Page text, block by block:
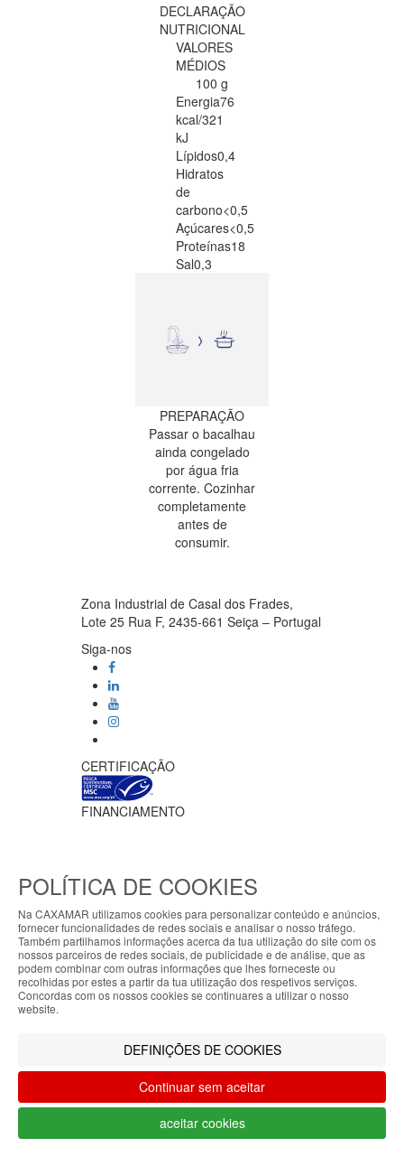
DECLARAÇÃO
NUTRICIONAL
VALORES
MÉDIOS
100 g
Energia76
kcal/321
kJ
Lípidos0,4
Hidratos
de
carbono<0,5
Açúcares<0,5
Proteínas18
Sal0,3
PREPARAÇÃO
Passar o bacalhau
ainda congelado
por água fria
corrente. Cozinhar
completamente
antes de
consumir.
Zona Industrial de Casal dos Frades,
Lote 25 Rua F, 2435-661 Seiça – Portugal
Siga-nos
CERTIFICAÇÃO
FINANCIAMENTO
Ficha do projeto PRR-C10-i02-M-
000218 / Vídeo Apoio MAR2030
Meios de pagamento
Todos os direitos reservados / Salvo
indicação de contrário as promoções
apresentadas são válidas até ao dia 10-
Filtrar por
ABOUT THE COOKIES
My7stores handles information about your visit
using cookies that improve the performance of the
website, facilitate sharing via social networks and
continuing to browse our site, you accept the use of
these cookies. For more information, see our
Privacy and Cookie Policy. You can configure your
preferences in Cookie settings.
Accepted
POLÍTICA DE COOKIES
Na CAXAMAR utilizamos cookies para personalizar conteúdo e anúncios,
fornecer funcionalidades de redes sociais e analisar o nosso tráfego.
Também partilhamos informações acerca da tua utilização do site com os
nossos parceiros de redes sociais, de publicidade e de análise, que as
podem combinar com outras informações que lhes forneceste ou
recolhidas por estes a partir da tua utilização dos respetivos serviços.
Concordas com os nossos cookies se continuares a utilizar o nosso
website.
DEFINIÇÕES DE COOKIES
Continuar sem aceitar
aceitar cookies